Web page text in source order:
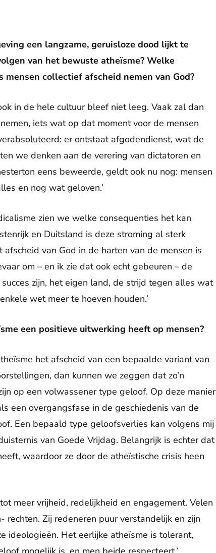
een langzame, geruisloze dood lijkt te
van het bewuste atheïsme? Welke
collectief afscheid nemen van God?
in de hele cultuur bleef niet leeg. Vaak zal dan
iets wat op dat moment voor de mensen
er ontstaat afgodendienst, wat de
we denken aan de verering van dictatoren en
eens beweerde, geldt ook nu nog: mensen
en nog wat geloven.’
zien we welke consequenties het kan
en Duitsland is deze stroming al sterk
van God in de harten van de mensen is
om – en ik zie dat ook echt gebeuren – de
zijn, het eigen land, de strijd tegen alles wat
wet meer te hoeven houden.’
een positieve uitwerking heeft op mensen?
het afscheid van een bepaalde variant van
dan kunnen we zeggen dat zo’n
op een volwassener type geloof. Op deze manier
een overgangsfase in de geschiedenis van de
Een bepaald type geloofsverlies kan volgens mij
van Goede Vrijdag. Belangrijk is echter dat
waardoor ze door de atheïstische crisis heen
meer vrijheid, redelijkheid en engagement. Velen
rechten. Zij redeneren puur verstandelijk en zijn
ideologieën. Het eerlijke atheïsme is tolerant,